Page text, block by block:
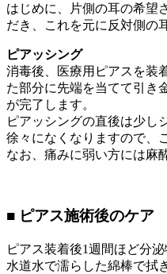
はじめに、片側の耳の希望
だき、これを元に反対側の
ピアッシング
消毒後、医療用ピアスを装
た部分に先端を当てて引き
が完了します。
ピアッシングの直後は少し
徐々になくなりますので、
なお、痛みに弱い方には麻
■ ピアス施術後のケア
ピアス装着後1週間ほど分
水道水で濡らした綿棒で拭